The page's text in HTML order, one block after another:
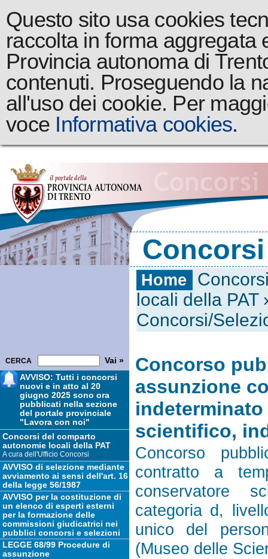
Questo sito usa cookies
raccolta in forma aggregata
Provincia autonoma di
contenuti. Proseguendo la
all'uso dei cookie. Per
voce Informativa cookies.
Home
locali della PAT
Concorsi/
CERCA
AVVISO: Tutti i concorsi
nuovi e in atto al 20
giugno 2025 sono ora
pubblicati nella sezione
del portale provinciale
"Lavora con noi"
Concorsi del comparto
autonomie locali della PAT
A cura dell'Ufficio Concorsi
AVVISO di selezione mediante
avviamento ai sensi dell'art. 16
della legge 56/1987
AVVISO per la costituzione di
un elenco di esperti esterni
per la formazione delle
commissioni giudicatrici nei
pubblici concorsi e selezioni
LEGGE 68/99 Procedure di
assunzione
Concorso
assunzione
scientifico,
Concorso
contratto a
conservatore
categoria d,
unico del
(Museo delle